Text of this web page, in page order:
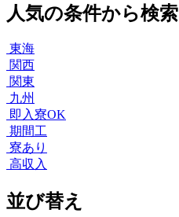
人気の条件から検索
東海
関西
関東
九州
即入寮OK
期間工
寮あり
高収入
並び替え